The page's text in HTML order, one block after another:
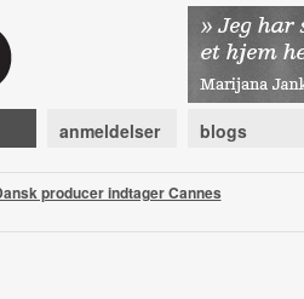
anmeldelser blogs
producer indtager Cannes